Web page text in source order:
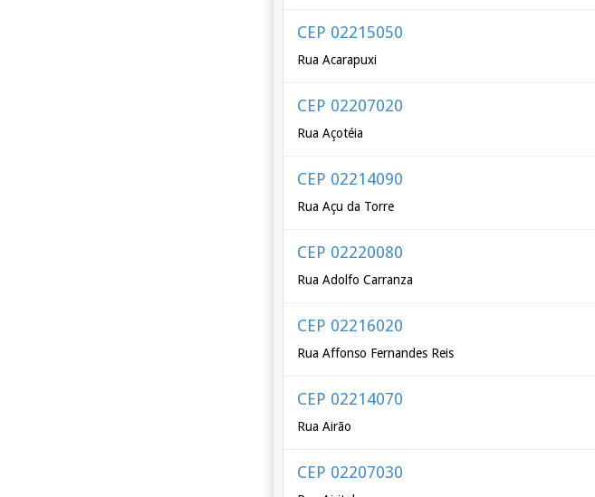
CEP 02215050
Rua Acarapuxi
CEP 02207020
Rua Açotéia
CEP 02214090
Rua Açu da Torre
CEP 02220080
Rua Adolfo Carranza
CEP 02216020
Rua Affonso Fernandes Reis
CEP 02214070
Rua Airão
CEP 02207030